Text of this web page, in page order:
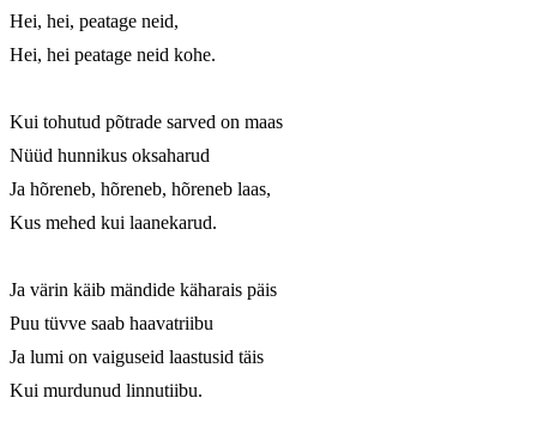
Hei, hei, peatage neid,
Hei, hei peatage neid kohe.
Kui tohutud põtrade sarved on maas
Nüüd hunnikus oksaharud
Ja hõreneb, hõreneb, hõreneb laas,
Kus mehed kui laanekarud.
Ja värin käib mändide käharais päis
Puu tüvve saab haavatriibu
Ja lumi on vaiguseid laastusid täis
Kui murdunud linnutiibu.